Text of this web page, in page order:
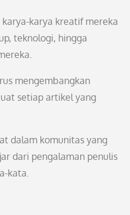
karya kreatif mereka
teknologi, hingga
mengembangkan
setiap artikel yang
dalam komunitas yang
dari pengalaman penulis
kata.